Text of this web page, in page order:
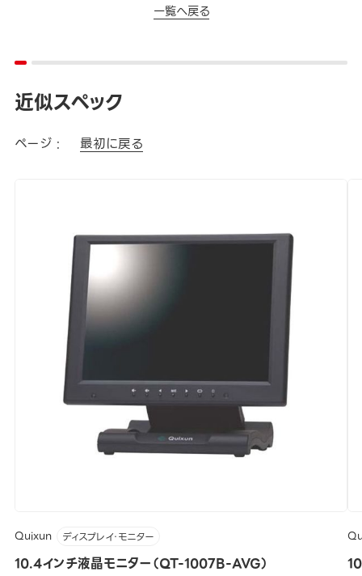
一覧へ戻る
近似スペック
ページ : 最初に戻る
Quixun ディスプレイ・モニター
10.4インチ液晶モニター（QT-1007B-AVG）